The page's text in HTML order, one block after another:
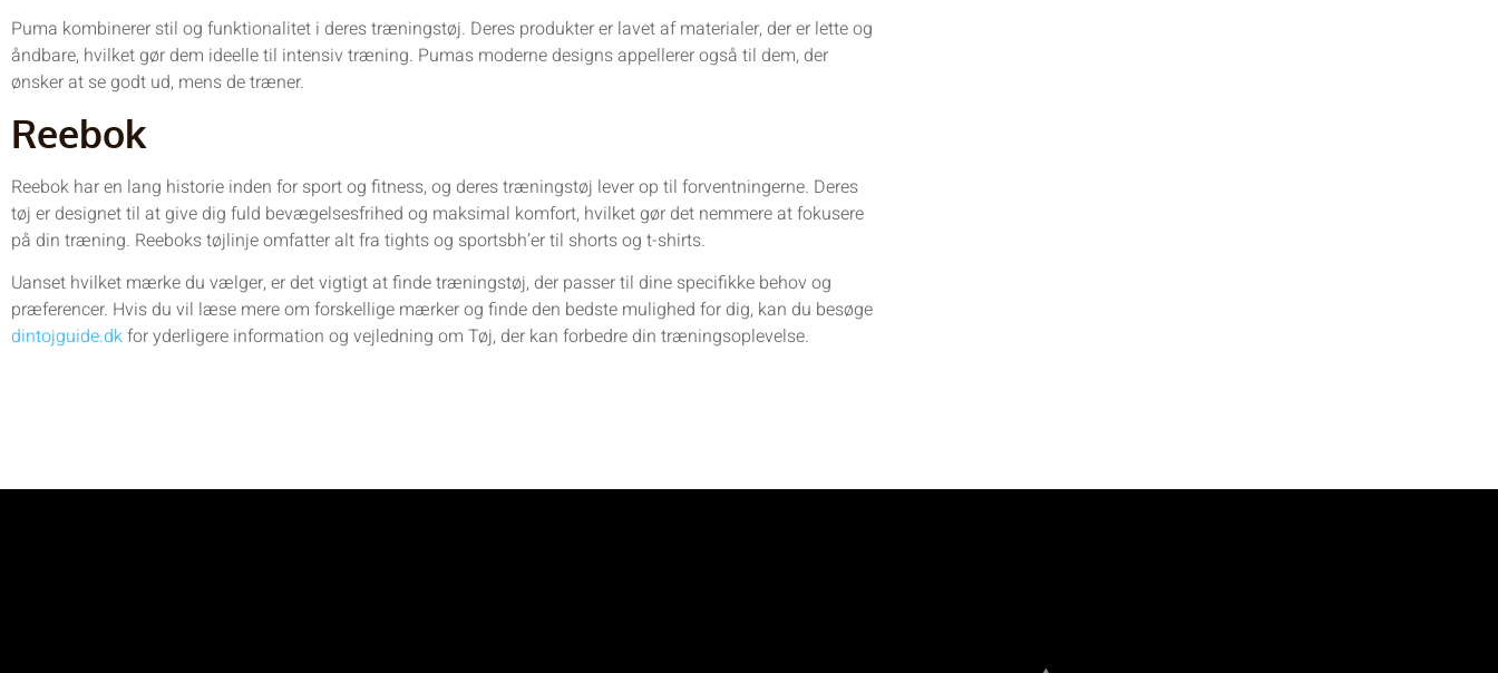
Puma kombinerer stil og funktionalitet i deres træningstøj. Deres produkter er lavet af materialer, der er lette og
åndbare, hvilket gør dem ideelle til intensiv træning. Pumas moderne designs appellerer også til dem, der
ønsker at se godt ud, mens de træner.
Reebok
Reebok har en lang historie inden for sport og fitness, og deres træningstøj lever op til forventningerne. Deres
tøj er designet til at give dig fuld bevægelsesfrihed og maksimal komfort, hvilket gør det nemmere at fokusere
på din træning. Reeboks tøjlinje omfatter alt fra tights og sportsbh’er til shorts og t-shirts.
Uanset hvilket mærke du vælger, er det vigtigt at finde træningstøj, der passer til dine specifikke behov og
præferencer. Hvis du vil læse mere om forskellige mærker og finde den bedste mulighed for dig, kan du besøge
dintojguide.dkfor yderligere information og vejledning om Tøj, der kan forbedre din træningsoplevelse.